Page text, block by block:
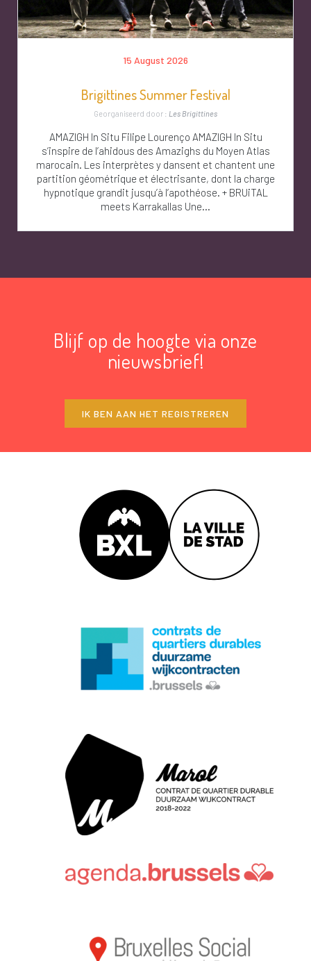
15 August 2026
Brigittines Summer Festival
Georganiseerd door : Les Brigittines
AMAZIGH In Situ Filipe Lourenço AMAZIGH In Situ
s’inspire de l’ahidous des Amazighs du Moyen Atlas
marocain. Les interprètes y dansent et chantent une
partition géométrique et électrisante, dont la charge
hypnotique grandit jusqu’à l’apothéose. + BRUiTAL
meets Karrakallas Une...
Blijf op de hoogte via onze
nieuwsbrief!
IK BEN AAN HET REGISTREREN